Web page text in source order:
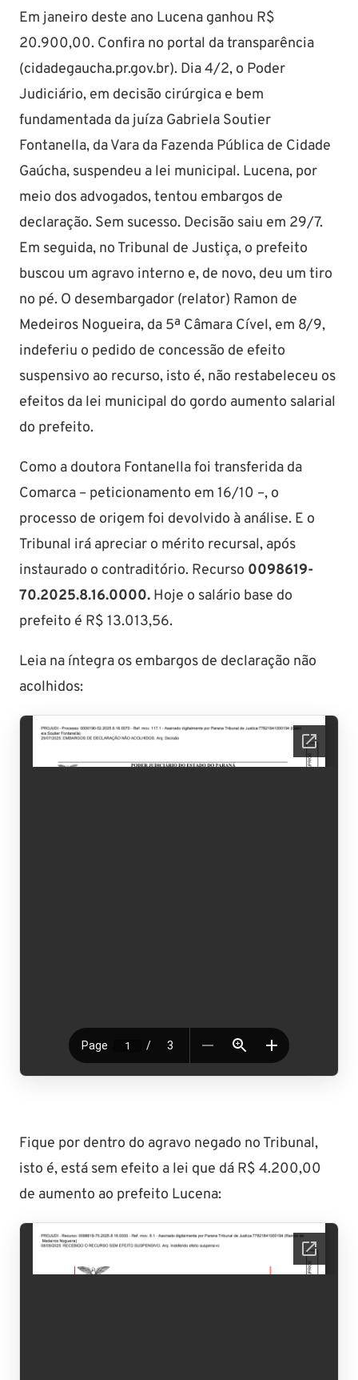
Em janeiro deste ano Lucena ganhou R$
20.900,00. Confira no portal da transparência
(cidadegaucha.pr.gov.br). Dia 4/2, o Poder
Judiciário, em decisão cirúrgica e bem
fundamentada da juíza Gabriela Soutier
Fontanella, da Vara da Fazenda Pública de Cidade
Gaúcha, suspendeu a lei municipal. Lucena, por
meio dos advogados, tentou embargos de
declaração. Sem sucesso. Decisão saiu em 29/7.
Em seguida, no Tribunal de Justiça, o prefeito
buscou um agravo interno e, de novo, deu um tiro
no pé. O desembargador (relator) Ramon de
Medeiros Nogueira, da 5ª Câmara Cível, em 8/9,
indeferiu o pedido de concessão de efeito
suspensivo ao recurso, isto é, não restabeleceu os
efeitos da lei municipal do gordo aumento salarial
do prefeito.
Como a doutora Fontanella foi transferida da
Comarca – peticionamento em 16/10 –, o
processo de origem foi devolvido à análise. E o
Tribunal irá apreciar o mérito recursal, após
instaurado o contraditório. Recurso 0098619-
70.2025.8.16.0000. Hoje o salário base do
prefeito é R$ 13.013,56.
Leia na íntegra os embargos de declaração não
acolhidos:
Fique por dentro do agravo negado no Tribunal,
isto é, está sem efeito a lei que dá R$ 4.200,00
de aumento ao prefeito Lucena: